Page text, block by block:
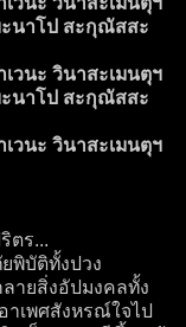
นาโป สะกุณัสสะ
วนะ วินาสะเมนตุฯ
นาโป สะกุณัสสะ
วนะ วินาสะเมนตุฯ
ตร...
พิบัติทั้งปวง
ายสิ่งอัปมงคลทั้ง
าเพศสังหรณ์ใจไป